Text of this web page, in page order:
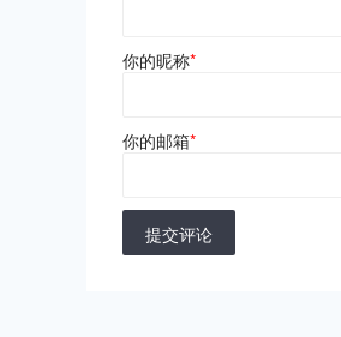
你的昵称*
你的邮箱*
提交评论